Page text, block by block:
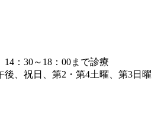
：30～18：00まで診療
後、祝日、第2・第4土曜、第3日曜